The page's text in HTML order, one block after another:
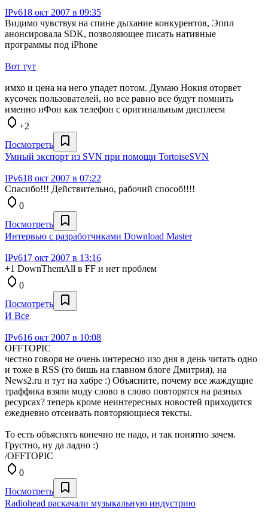
IPv618 окт 2007 в 09:35
Видимо чувствуя на спине дыхание конкурентов, Эппл
анонсировала SDK, позволяющее писать нативные
программы под iPhone
Вот тут
имхо и цена на него упадет потом. Думаю Нокия оторвет
кусочек пользователей, но все равно все будут помнить
именно иФон как телефон с оригинальным дисплеем
+2
Посмотреть
Умный экспорт из SVN при помощи TortoiseSVN
IPv618 окт 2007 в 07:22
Спасибо!!! Действительно, рабочий способ!!!!
0
Посмотреть
Интервью с разработчиками Download Master
IPv617 окт 2007 в 13:16
+1 DownThemAll в FF и нет проблем
0
Посмотреть
И Все
IPv616 окт 2007 в 10:08
OFFTOPIC
честно говоря не очень интересно изо дня в день читать одно
и тоже в RSS (то бишь на главном блоге Дмитрия), на
News2.ru и тут на хабре :) Объясните, почему все жаждущие
траффика взяли моду слово в слово повторятся на разных
ресурсах? теперь кроме неинтересных новостей приходится
ежедневно отсеивать повторяющиеся тексты.
То есть объяснять конечно не надо, и так понятно зачем.
Грустно, ну да ладно :)
/OFFTOPIC
0
Посмотреть
Radiohead раскачали музыкальную индустрию